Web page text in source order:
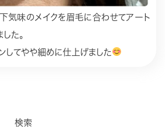
気味のメイクを眉毛に合わせてアート
た。
してやや細めに仕上げました
検索